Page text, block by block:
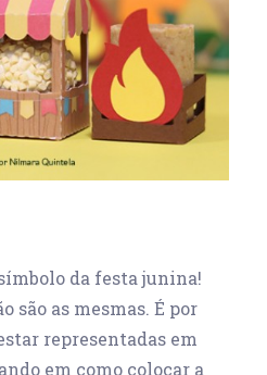
da festa junina!
são as mesmas. É por
representadas em
em como colocar a